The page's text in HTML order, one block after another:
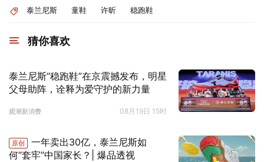
泰兰尼斯 童鞋 许昕 稳跑鞋
猜你喜欢
泰兰尼斯“稳跑鞋”在京震撼发布，明星
父母助阵，诠释为爱守护的新力量
观潮新消费 08月19日 15时
原创
一年卖出30亿，泰兰尼斯如
何“套牢”中国家长？| 爆品透视